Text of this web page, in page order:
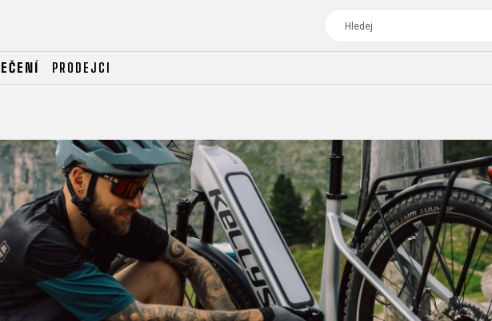
PRODEJCI
RACING
GRAVEL
CROSS
TREKKING
DÁMSKÁ HORSKÁ KOLA
CROSS
TREKKING
CITY